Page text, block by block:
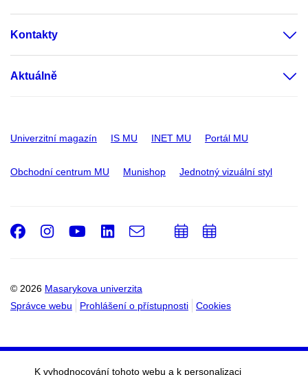
Kontakty
Aktuálně
Univerzitní magazín IS MU INET MU Portál MU
Obchodní centrum MU Munishop Jednotný vizuální styl
© 2026 Masarykova univerzita
Správce webu
Prohlášení o přístupnosti Cookies
Facebook
Instagram
Youtube
LinkedIn
e-
Email
PřidatPřidat
K vyhodnocování tohoto webu a k personalizaci